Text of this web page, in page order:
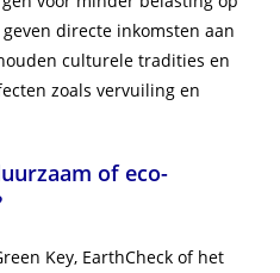
directe inkomsten aan
culturele tradities en
zoals vervuiling en
of eco-
Key, EarthCheck of het